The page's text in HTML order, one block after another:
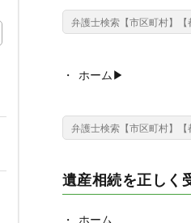
ホーム▶︎
遺産相続を正しく
ホーム